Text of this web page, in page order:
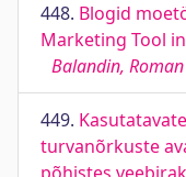
448. Blogid
Marketing Tool
Balandin, Roman
449.
turvanõrkuste